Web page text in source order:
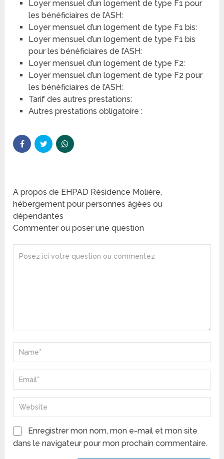
Loyer mensuel d’un logement de type F1 pour
les bénéficiaires de l’ASH:
Loyer mensuel d’un logement de type F1 bis:
Loyer mensuel d’un logement de type F1 bis
pour les bénéficiaires de l’ASH:
Loyer mensuel d’un logement de type F2:
Loyer mensuel d’un logement de type F2 pour
les bénéficiaires de l’ASH:
Tarif des autres prestations:
Autres prestations obligatoire :
A propos de EHPAD Résidence Molière,
hébergement pour personnes âgées ou
dépendantes
Commenter ou poser une question
Enregistrer mon nom, mon e-mail et mon site
dans le navigateur pour mon prochain commentaire.